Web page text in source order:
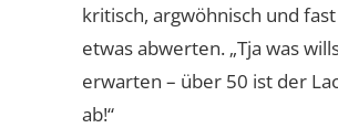
kritisch, argwöhnisch und
etwas abwerten. „Tja was
erwarten – über 50 ist der
ab!“